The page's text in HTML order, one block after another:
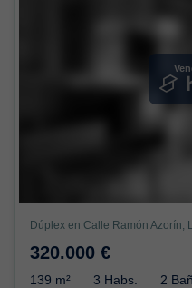
Dúplex en Calle Ramón Azorín,
320.000 €
139 m² 3 Habs. 2